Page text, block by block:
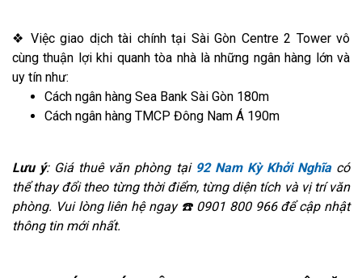
❖ Việc giao dịch tài chính tại Sài Gòn Centre 2 Tower vô
cùng thuận lợi khi quanh tòa nhà là những ngân hàng lớn và
uy tín như:
Cách ngân hàng Sea Bank Sài Gòn 180m
Cách ngân hàng TMCP Đông Nam Á 190m
Lưu ý: Giá thuê văn phòng tại 92 Nam Kỳ Khởi Nghĩacó
thể thay đổi theo từng thời điểm, từng diện tích và vị trí văn
phòng. Vui lòng liên hệ ngay ☎️ 0901 800 966 để cập nhật
thông tin mới nhất.